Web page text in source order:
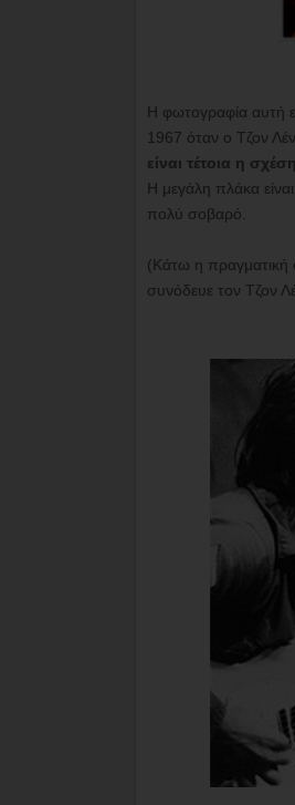
Η φωτογραφία αυτή
1967 όταν ο Τζον
είναι τέτοια η
Η μεγάλη πλάκα
πολύ σοβαρό.
(Κάτω η πραγματική
συνόδευε τον Τζον